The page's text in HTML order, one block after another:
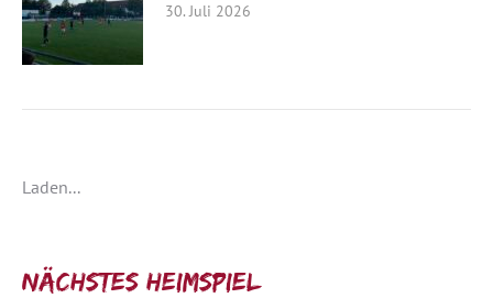
30. Juli 2026
Laden...
Nächstes Heimspiel